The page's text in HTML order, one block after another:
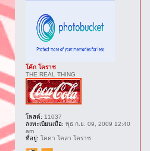
โค้ก โคราช
THE REAL THING
โพสต์: 11037
ลงทะเบียนเมื่อ: พุธ ก.ย. 09, 2009 12:40
am
ที่อยู่: โคคา โคลา โคราช